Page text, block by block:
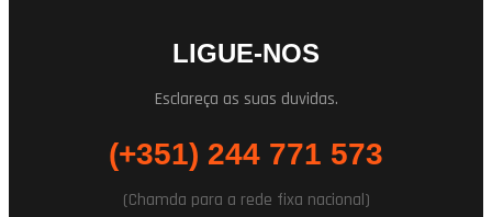
LIGUE-NOS
Esclareça as suas duvidas.
(+351) 244 771 573
(Chamda para a rede fixa nacional)